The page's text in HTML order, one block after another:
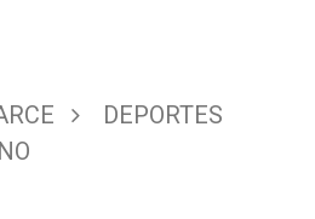
DEPORTES